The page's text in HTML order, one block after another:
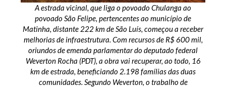
A estrada vicinal, que liga o povoado Chulanga ao
povoado São Felipe, pertencentes ao município de
Matinha, distante 222 km de São Luís, começou a receber
melhorias de infraestrutura. Com recursos de R$ 600 mil,
oriundos de emenda parlamentar do deputado federal
Weverton Rocha (PDT), a obra vai recuperar, ao todo, 16
km de estrada, beneficiando 2.198 famílias das duas
comunidades. Segundo Weverton, o trabalho de